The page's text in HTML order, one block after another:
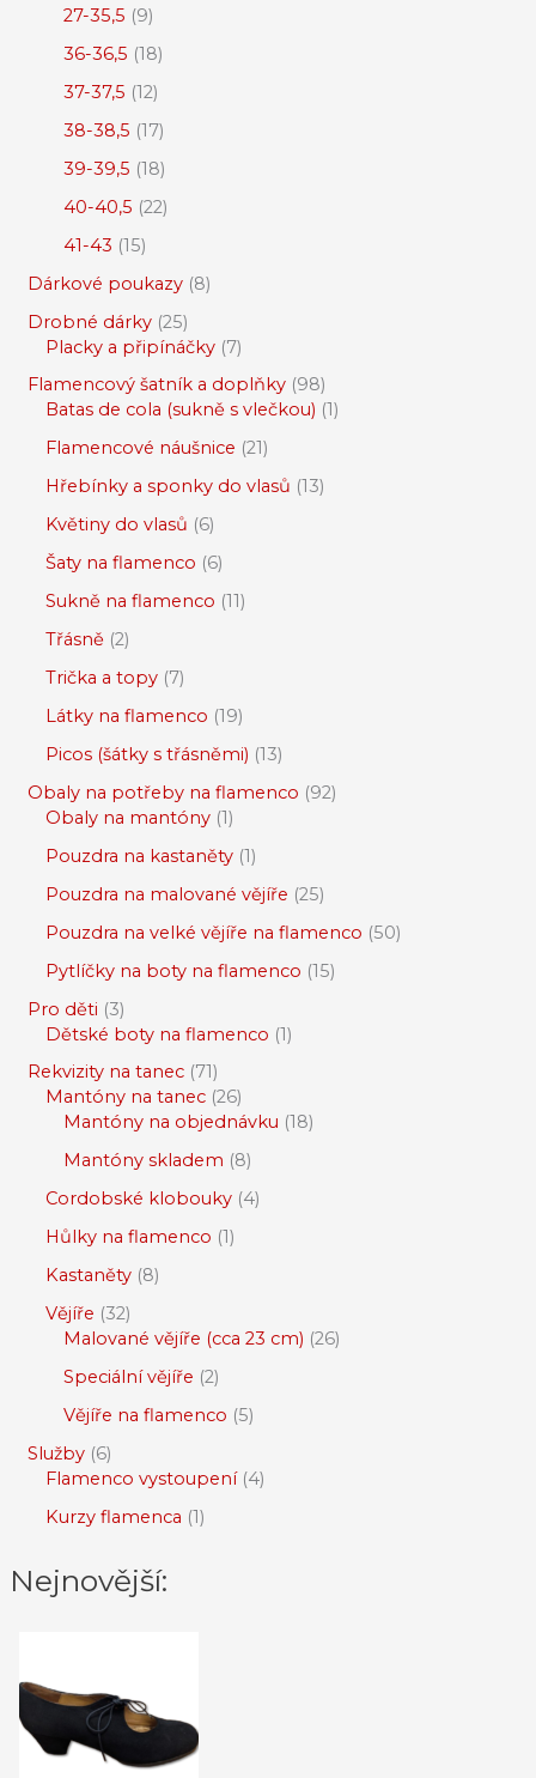
27-35,5 9
36-36,5 18
37-37,5 12
38-38,5 17
39-39,5 18
40-40,5 22
41-43 15
Dárkové poukazy 8
Drobné dárky 25
Placky a připínáčky 7
Flamencový šatník a doplňky 98
Batas de cola (sukně s vlečkou) 1
Flamencové náušnice 21
Hřebínky a sponky do vlasů 13
Květiny do vlasů 6
Šaty na flamenco 6
Sukně na flamenco 11
Třásně 2
Trička a topy 7
Látky na flamenco 19
Picos (šátky s třásněmi) 13
Obaly na potřeby na flamenco 92
Obaly na mantóny 1
Pouzdra na kastaněty 1
Pouzdra na malované vějíře 25
Pouzdra na velké vějíře na flamenco 50
Pytlíčky na boty na flamenco 15
Pro děti 3
Dětské boty na flamenco 1
Rekvizity na tanec 71
Mantóny na tanec 26
Mantóny na objednávku 18
Mantóny skladem 8
Cordobské klobouky 4
Hůlky na flamenco 1
Kastaněty 8
Vějíře 32
Malované vějíře (cca 23 cm) 26
Speciální vějíře 2
Vějíře na flamenco 5
Služby 6
Flamenco vystoupení 4
Kurzy flamenca 1
Nejnovější: